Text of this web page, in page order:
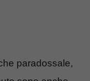
paradossale,